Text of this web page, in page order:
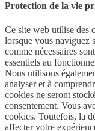
Protection de la vie
Ce site web utilise des
lorsque vous naviguez
comme nécessaires
essentiels au
Nous utilisons
analyser et à
cookies ne seront
consentement. Vous
cookies. Toutefois, la
affecter votre